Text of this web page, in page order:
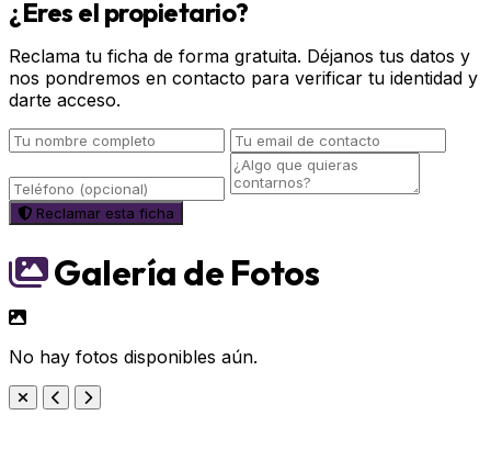
¿Eres el propietario?
Reclama tu ficha de forma gratuita. Déjanos tus datos y
nos pondremos en contacto para verificar tu identidad y
darte acceso.
Reclamar esta ficha
Galería de Fotos
No hay fotos disponibles aún.